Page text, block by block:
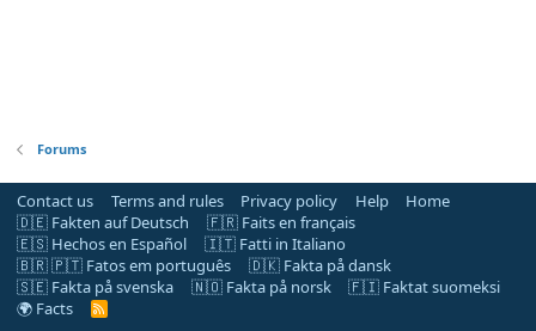
Forums
Contact us Terms and rules Privacy policy Help
Home
🇩🇪 Fakten auf Deutsch
🇫🇷 Faits en français
🇪🇸 Hechos en Español
🇮🇹 Fatti in Italiano
🇧🇷 🇵🇹 Fatos em português
🇩🇰 Fakta på dansk
🇸🇪 Fakta på svenska
🇳🇴 Fakta på norsk
🇫🇮 Faktat suomeksi
🌍 Facts
R